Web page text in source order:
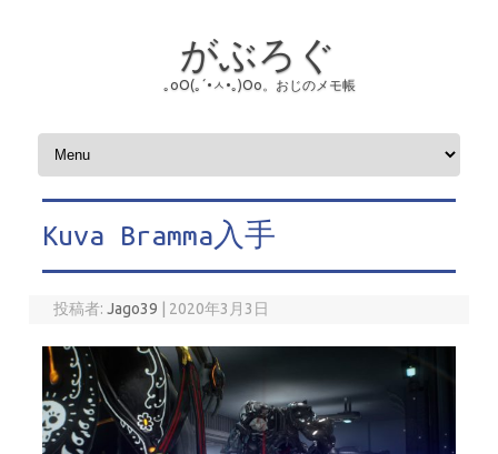
がぶろぐ
｡оО(｡´•ㅅ•｡)Оо。おじのメモ帳
コンテンツへスキップ
Kuva Bramma入手
投稿者:Jago39 2020年3月3日